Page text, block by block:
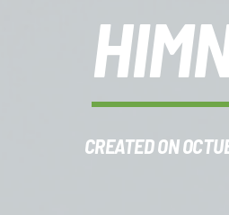
CREATED ON